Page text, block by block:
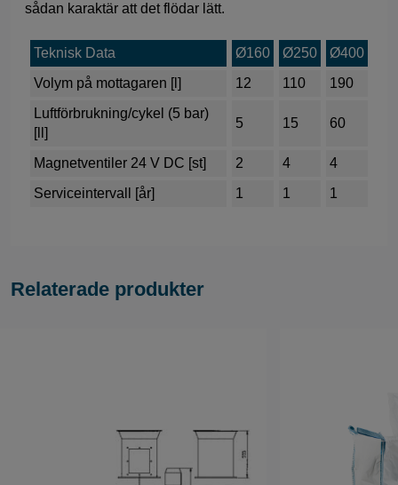
sådan karaktär att det flödar lätt.
Teknisk Data Ø160 Ø250
Ø400
Volym på mottagaren [l]
12 110
190
Luftförbrukning/cykel (5 bar)
[ll]
5 15 60
Magnetventiler 24 V DC [st] 2 4
4
Serviceintervall [år]
1 1 1
Relaterade produkter